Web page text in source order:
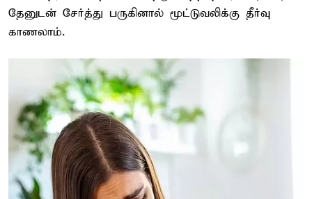
தேனுடன் சேர்த்து பருகினால் மூட்டுவலிக்கு தீர்வு
காணலாம்.